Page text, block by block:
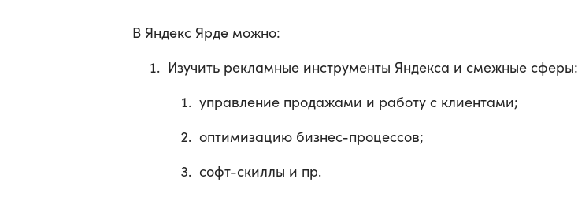
В Яндекс Ярде можно:
Изучить рекламные инструменты Яндекса и смежные сферы:
управление продажами и работу с клиентами;
оптимизацию бизнес-процессов;
софт-скиллы и пр.